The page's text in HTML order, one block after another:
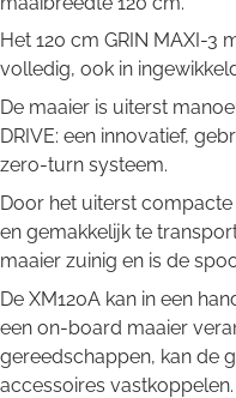
Het 120 cm GRIN MAXI-3
volledig, ook in
De maaier is uiterst
DRIVE: een innovatief,
zero-turn systeem.
Door het uiterst
en gemakkelijk te
maaier zuinig en is de
De XM120A kan in een
een on-board maaier
gereedschappen, kan de
accessoires vastkoppelen.